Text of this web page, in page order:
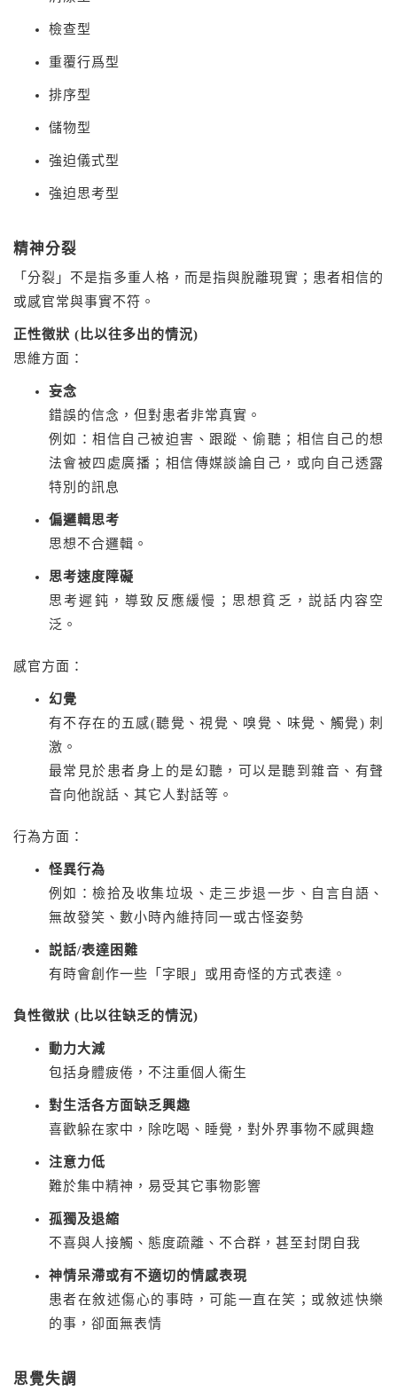
檢查型
重覆行爲型
排序型
儲物型
強迫儀式型
強迫思考型
精神分裂
「分裂」不是指多重人格，而是指與脫離現實；患者相信的
或感官常與事實不符。
正性徵狀 (比以往多出的情況)
思維方面：
妄念
錯誤的信念，但對患者非常真實。
例如：相信自己被迫害、跟蹤、偷聽；相信自己的想
法會被四處廣播；相信傳媒談論自己，或向自己透露
特別的訊息
偏邏輯思考
思想不合邏輯。
思考速度障礙
思考遲鈍，導致反應緩慢；思想貧乏，説話内容空
泛。
感官方面：
幻覺
有不存在的五感(聽覺、視覺、嗅覺、味覺、觸覺) 刺
激。
最常見於患者身上的是幻聽，可以是聽到雜音、有聲
音向他說話、其它人對話等。
行為方面：
怪異行為
例如：檢拾及收集垃圾、走三步退一步、自言自語、
無故發笑、數小時內維持同一或古怪姿勢
説話/表達困難
有時會創作一些「字眼」或用奇怪的方式表達。
負性徵狀 (比以往缺乏的情況)
動力大減
包括身體疲倦，不注重個人衞生
對生活各方面缺乏興趣
喜歡躲在家中，除吃喝、睡覺，對外界事物不感興趣
注意力低
難於集中精神，易受其它事物影響
孤獨及退縮
不喜與人接觸、態度疏離、不合群，甚至封閉自我
神情呆滯或有不適切的情感表現
患者在敘述傷心的事時，可能一直在笑；或敘述快樂
的事，卻面無表情
思覺失調